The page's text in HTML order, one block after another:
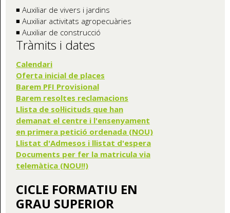
◾ Auxiliar de vivers i jardins
◾ Auxiliar activitats agropecuàries
◾ Auxiliar de construcció
Tràmits i dates
Calendari
Oferta inicial de places
Barem PFI Provisional
Barem resoltes reclamacions
Llista de sol·licituds que han
demanat el centre i l'ensenyament
en primera petició ordenada (NOU)
Llistat d'Admesos i llistat d'espera
Documents per fer la matricula via
telemàtica (NOU!!)
CICLE FORMATIU EN
GRAU SUPERIOR